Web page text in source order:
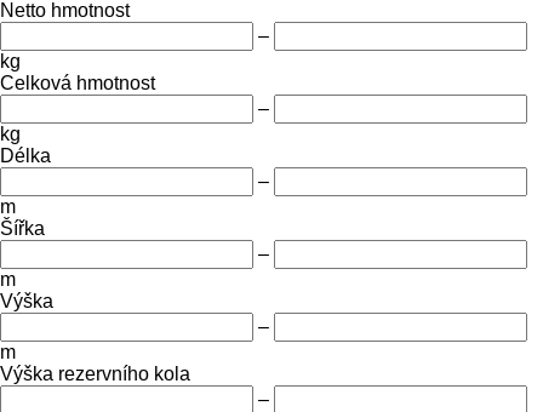
Netto hmotnost
–
kg
Celková hmotnost
–
kg
Délka
–
m
Šířka
–
m
Výška
–
m
Výška rezervního kola
–